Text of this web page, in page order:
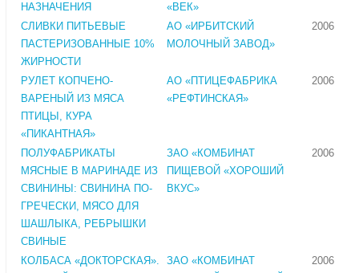
НАЗНАЧЕНИЯ
«ВЕК»
СЛИВКИ ПИТЬЕВЫЕ
ПАСТЕРИЗОВАННЫЕ 10%
ЖИРНОСТИ
АО «ИРБИТСКИЙ
МОЛОЧНЫЙ ЗАВОД»
2006
РУЛЕТ КОПЧЕНО-
ВАРЕНЫЙ ИЗ МЯСА
ПТИЦЫ, КУРА
«ПИКАНТНАЯ»
АО «ПТИЦЕФАБРИКА
«РЕФТИНСКАЯ»
2006
ПОЛУФАБРИКАТЫ
МЯСНЫЕ В МАРИНАДЕ ИЗ
СВИНИНЫ: СВИНИНА ПО-
ГРЕЧЕСКИ, МЯСО ДЛЯ
ШАШЛЫКА, РЕБРЫШКИ
СВИНЫЕ
ЗАО «КОМБИНАТ
ПИЩЕВОЙ «ХОРОШИЙ
ВКУС»
2006
КОЛБАСА «ДОКТОРСКАЯ».
ЗАО «КОМБИНАТ
2006